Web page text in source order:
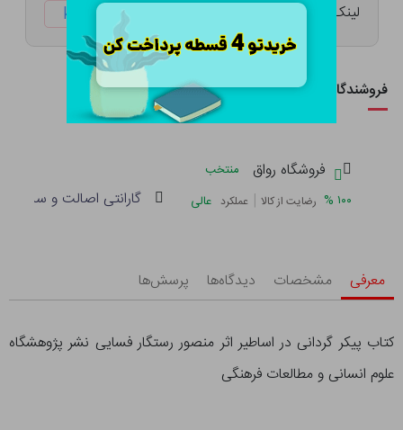
لینک کوتاه: ketabtala.com/sbp-26321
فروشندگان این کالا
فروشگاه رواق
منتخب
۱۰۰ % رضایت از کالا | عملکرد عالی گارانتی اصالت و سلامت
معرفی مشخصات دیدگاه‌ها پرسش‌ها
کتاب پیکر گردانی در اساطیر اثر منصور رستگار فسایی نشر پژوهشگاه
علوم انسانی و مطالعات فرهنگی